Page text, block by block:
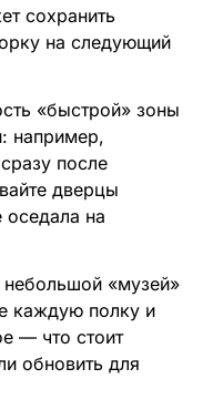
сохранить
на следующий
«быстрой» зоны
например,
после
дверцы
на
«музей»
каждую полку и
— что стоит
обновить для